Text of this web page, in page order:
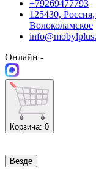
+79269477793
125430,
Волоколамское
Онлайн -
Корзина: 0
Везде